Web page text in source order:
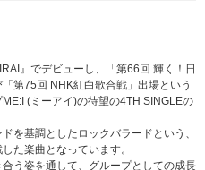
』でデビューし、「第66回 輝く！日
第75回 NHK紅白歌合戦」出場という
(ミーアイ)の待望の4TH SINGLEの
を基調としたロックバラードという、
た楽曲となっています。
う姿を通して、グループとしての成長